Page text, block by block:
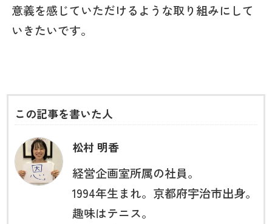
意義を感じていただけるような取り組みにして
いきたいです。
この記事を書いた人
松村 明香
経営企画室所属の社員。
1994年生まれ。京都府宇治市出身。
趣味はテニス。